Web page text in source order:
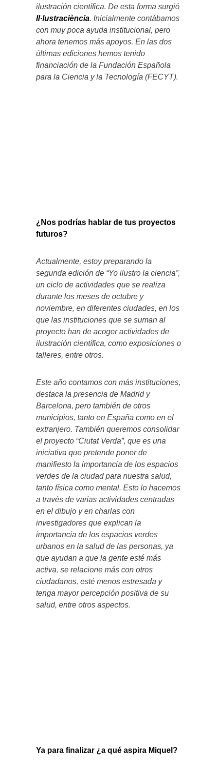
ilustración científica. De esta forma surgió
Il·lustraciència. Inicialmente contábamos
con muy poca ayuda institucional, pero
ahora tenemos más apoyos. En las dos
últimas ediciones hemos tenido
financiación de la Fundación Española
para la Ciencia y la Tecnología (FECYT).
¿Nos podrías hablar de tus proyectos
futuros?
Actualmente, estoy preparando la
segunda edición de “Yo ilustro la ciencia”,
un ciclo de actividades que se realiza
durante los meses de octubre y
noviembre, en diferentes ciudades, en los
que las instituciones que se suman al
proyecto han de acoger actividades de
ilustración científica, como exposiciones o
talleres, entre otros.
Este año contamos con más instituciones,
destaca la presencia de Madrid y
Barcelona, pero también de otros
municipios, tanto en España como en el
extranjero. También queremos consolidar
el proyecto “Ciutat Verda”, que es una
iniciativa que pretende poner de
manifiesto la importancia de los espacios
verdes de la ciudad para nuestra salud,
tanto física como mental. Esto lo hacemos
a través de varias actividades centradas
en el dibujo y en charlas con
investigadores que explican la
importancia de los espacios verdes
urbanos en la salud de las personas, ya
que ayudan a que la gente esté más
activa, se relacione más con otros
ciudadanos, esté menos estresada y
tenga mayor percepción positiva de su
salud, entre otros aspectos.
Ya para finalizar ¿a qué aspira Miquel?